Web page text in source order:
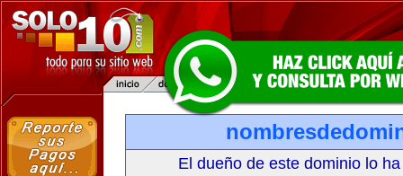
El dueño de este dominio lo